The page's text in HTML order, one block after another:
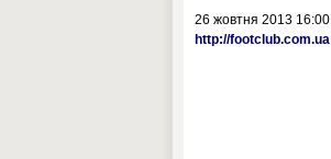
26 жовтня 2013 16:00
http://footclub.com.ua